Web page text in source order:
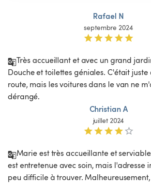
Rafael N
septembre 2024
Très accueillant et avec un grand
Douche et toilettes géniales. C'était
route, mais les voitures dans le van ne
dérangé.
Christian A
juillet 2024
Marie est très accueillante et
est entretenue avec soin, mais l'adresse
peu difficile à trouver.